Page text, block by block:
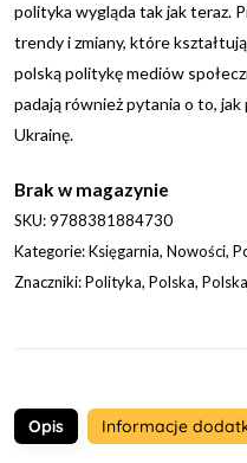
polityka wygląda tak jak teraz.
trendy i zmiany, które
polską politykę mediów
padają również pytania o to,
Ukrainę.
Brak w magazynie
SKU:9788381884730
Kategorie:Księgarnia, Nowości,
Znaczniki:Polityka, Polska,
Opis Informacje